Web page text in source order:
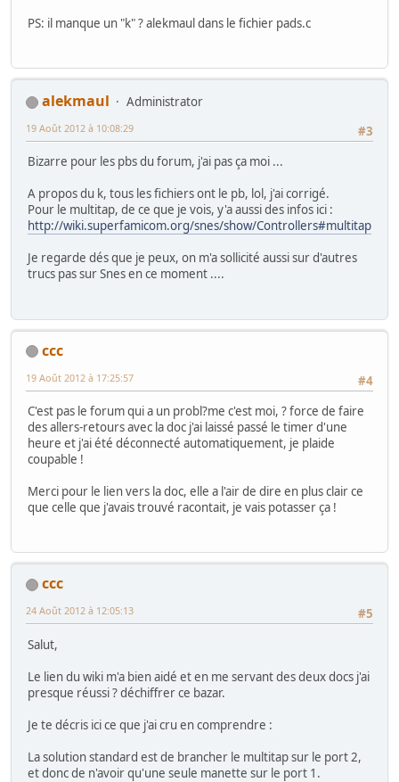
PS: il manque un "k" ? alekmaul dans le fichier pads.c
alekmaul
Administrator
#3
19 Août 2012 à 10:08:29
Bizarre pour les pbs du forum, j'ai pas ça moi ...
A propos du k, tous les fichiers ont le pb, lol, j'ai corrigé.
Pour le multitap, de ce que je vois, y'a aussi des infos ici :
http://wiki.superfamicom.org/snes/show/Controllers#multitap
Je regarde dés que je peux, on m'a sollicité aussi sur d'autres
trucs pas sur Snes en ce moment ....
ccc
#4
19 Août 2012 à 17:25:57
C'est pas le forum qui a un probl?me c'est moi, ? force de faire
des allers-retours avec la doc j'ai laissé passé le timer d'une
heure et j'ai été déconnecté automatiquement, je plaide
coupable !
Merci pour le lien vers la doc, elle a l'air de dire en plus clair ce
que celle que j'avais trouvé racontait, je vais potasser ça !
ccc
#5
24 Août 2012 à 12:05:13
Salut,
Le lien du wiki m'a bien aidé et en me servant des deux docs j'ai
presque réussi ? déchiffrer ce bazar.
Je te décris ici ce que j'ai cru en comprendre :
La solution standard est de brancher le multitap sur le port 2,
et donc de n'avoir qu'une seule manette sur le port 1.